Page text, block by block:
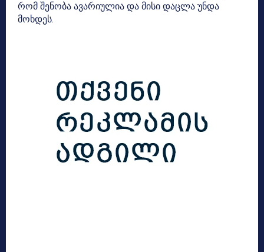
რომ შენობა ავარიულია და მისი დაცლა უნდა
მოხდეს.